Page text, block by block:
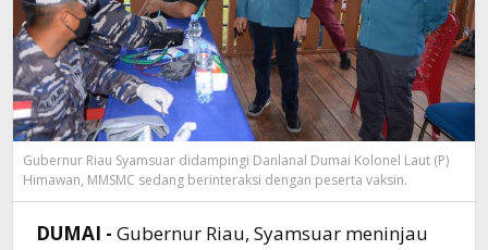
Gubernur Riau Syamsuar didampingi Danlanal Dumai Kolonel Laut (P)
Himawan, MMSMC sedang berinteraksi dengan peserta vaksin.
DUMAI - Gubernur Riau, Syamsuar meninjau